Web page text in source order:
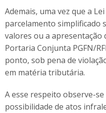
Ademais, uma vez que a
parcelamento simplificado
valores ou a apresentação
Portaria Conjunta PGFN/
ponto, sob pena de
em matéria tributária.
A esse respeito observe-se
possibilidade de atos